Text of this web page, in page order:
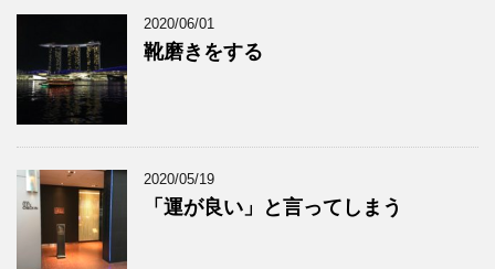
2020/06/01
靴磨きをする
2020/05/19
「運が良い」と言ってしまう